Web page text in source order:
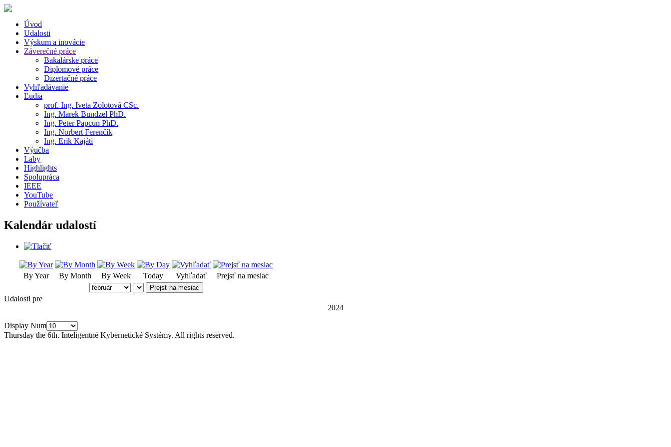
Úvod
Udalosti
Výskum a inovácie
Záverečné práce
Bakalárske práce
Diplomové práce
Dizertačné práce
Vyhľadávanie
Ľudia
prof. Ing. Iveta Zolotová CSc.
Ing. Marek Bundzel PhD.
Ing. Peter Papcun PhD.
Ing. Norbert Ferenčík
Ing. Erik Kajáti
Výučba
Laby
Highlights
Spolupráca
IEEE
YouTube
Používateľ
Kalendár udalostí
By Year By Month By Week Today Vyhľadať Prejsť na mesiac
Prejsť na mesiac
Udalosti pre
2024
Display Num
Thursday the 6th. Inteligentné Kybernetické Systémy. All rights reserved.